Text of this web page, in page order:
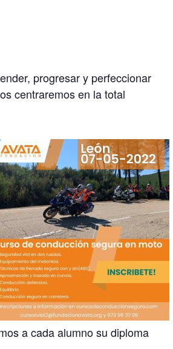
progresar y perfeccionar
centraremos en la total
a cada alumno su diploma